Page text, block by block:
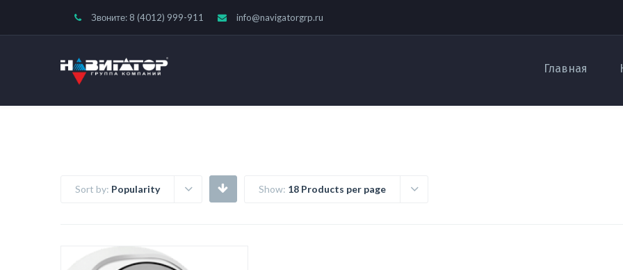
Звоните: 8 (4012) 999-911 info@navigatorgrp.ru
Главная
Sort by: Popularity Show: 18 Products per page